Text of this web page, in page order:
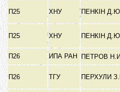
П25 ХНУ ПЕНКІН
П25 ХНУ ПЕНКІН
П26
ИПА РАН ПЕТРОВ
П26 ТГУ ПЕРХУЛИ